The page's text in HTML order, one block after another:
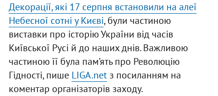
Декорації, які 17 серпня встановили на алеї
Небесної сотні у Києві, були частиною
виставки про історію України від часів
Київської Русі й до наших днів. Важливою
частиною її була пам’ять про Революцію
Гідності, пише LIGA.netз посиланням на
коментар організаторів заходу.